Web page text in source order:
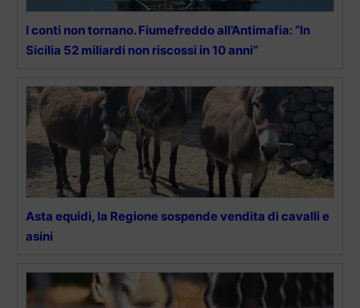
I conti non tornano. Fiumefreddo all’Antimafia: “In
Sicilia 52 miliardi non riscossi in 10 anni”
Asta equidi, la Regione sospende vendita di cavalli e
asini